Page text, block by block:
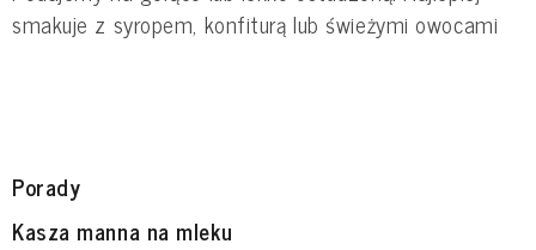
smakuje z syropem, konfiturą lub świeżymi owocami
Porady
Kasza manna na mleku